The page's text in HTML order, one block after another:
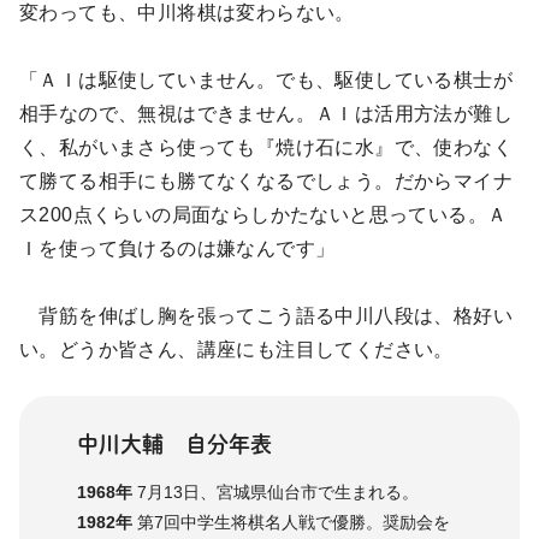
変わっても、中川将棋は変わらない。
「ＡＩは駆使していません。でも、駆使している棋士が
相手なので、無視はできません。ＡＩは活用方法が難し
く、私がいまさら使っても『焼け石に水』で、使わなく
て勝てる相手にも勝てなくなるでしょう。だからマイナ
ス200点くらいの局面ならしかたないと思っている。Ａ
Ｉを使って負けるのは嫌なんです」
背筋を伸ばし胸を張ってこう語る中川八段は、格好い
い。どうか皆さん、講座にも注目してください。
中川大輔 自分年表
1968年 7月13日、宮城県仙台市で生まれる。
1982年 第7回中学生将棋名人戦で優勝。奨励会を